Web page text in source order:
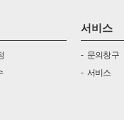
서비스
문의창구
서비스